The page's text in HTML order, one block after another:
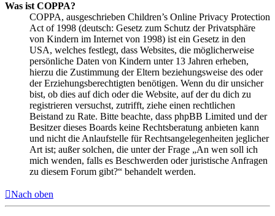
Was ist COPPA?
COPPA, ausgeschrieben Children’s Online Privacy Protection
Act of 1998 (deutsch: Gesetz zum Schutz der Privatsphäre
von Kindern im Internet von 1998) ist ein Gesetz in den
USA, welches festlegt, dass Websites, die möglicherweise
persönliche Daten von Kindern unter 13 Jahren erheben,
hierzu die Zustimmung der Eltern beziehungsweise des oder
der Erziehungsberechtigten benötigen. Wenn du dir unsicher
bist, ob dies auf dich oder die Website, auf der du dich zu
registrieren versuchst, zutrifft, ziehe einen rechtlichen
Beistand zu Rate. Bitte beachte, dass phpBB Limited und der
Besitzer dieses Boards keine Rechtsberatung anbieten kann
und nicht die Anlaufstelle für Rechtsangelegenheiten jeglicher
Art ist; außer solchen, die unter der Frage „An wen soll ich
mich wenden, falls es Beschwerden oder juristische Anfragen
zu diesem Forum gibt?“ behandelt werden.
Nach oben